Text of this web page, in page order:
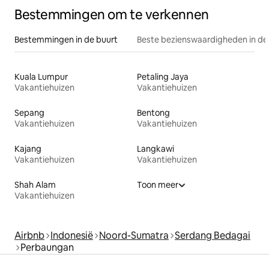
Bestemmingen om te verkennen
Bestemmingen in de buurt Beste bezienswaardigheden in
Kuala Lumpur
Vakantiehuizen
Petaling Jaya
Vakantiehuizen
Sepang
Vakantiehuizen
Bentong
Vakantiehuizen
Kajang
Vakantiehuizen
Langkawi
Vakantiehuizen
Shah Alam
Vakantiehuizen
Toon meer
Airbnb Indonesië Noord-Sumatra Serdang Bedagai
Perbaungan